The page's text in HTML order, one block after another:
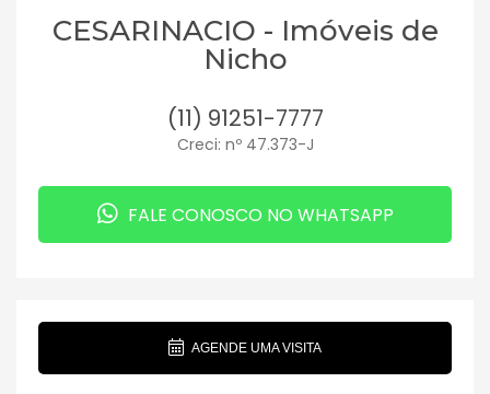
CESARINACIO - Imóveis de
Nicho
(11) 91251-7777
Creci: nº 47.373-J
FALE CONOSCO NO WHATSAPP
AGENDE UMA VISITA